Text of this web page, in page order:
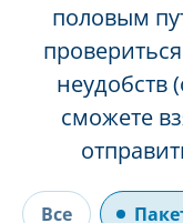
половым
неудобств
сможете
Все